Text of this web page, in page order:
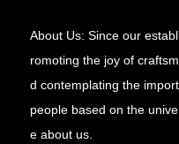
About Us: Since our
romoting the joy of
d contemplating the
people based on the
e about us.